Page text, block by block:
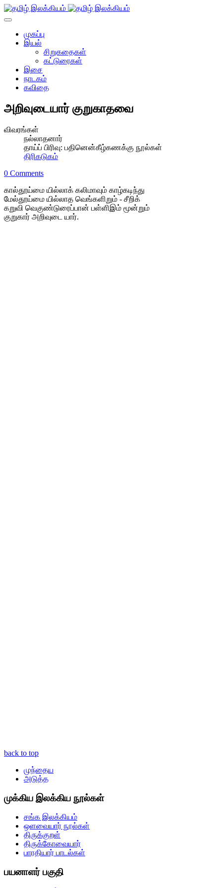
முகப்பு
இயல்
சிறுகதைகள்
கட்டுரைகள்
இசை
நாடகம்
கவிதை
அறிவுடையார் குறுகாதவை
விவரங்கள்
நல்லாதனார்
தாய்ப் பிரிவு: பதினென்கீழ்கணக்கு நூல்கள்
திரிகடுகம்
0 Comments
கால்தூய்மை யில்லாக் கலிமாவும் காழ்கடிந்து
மேல்தூய்மை யில்லாத வெங்களிறும் - சீறிக்
கறுவி வெகுண்டுரைப்பான் பள்ளிஇம் மூன்றும்
குறுகார் அறிவுடை யார்.
back to top
முந்தைய
அடுத்த
முக்கிய இலக்கிய நூல்கள்
சங்க இலக்கியம்
ஒளவையார் நூல்கள்
திருக்குறள்
திருக்கோவையார்
பாரதியார் பாடல்கள்
பயனாளர் பகுதி